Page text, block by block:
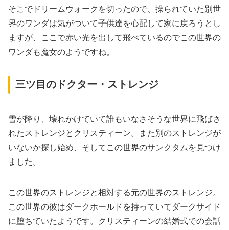
そこでドリームウォークを切ったので、操られていた別世
界のワンダは気がついて子供達を心配して家に戻ろうとし
ますが、ここで赤い光を出して飛べているのでこの世界の
ワンダも魔女のようですね。
三ツ目のドクター・ストレンジ
雪が降り、壊れかけていて誰もいなさそうな世界に飛ばさ
れたストレンジとクリスティーン。また別のストレンジが
いないか探し始め、そしてこの世界のサンクタムを見つけ
ました。
この世界のストレンジと相対する元の世界のストレンジ。
この世界の彼はダークホールドを持っていてダークサイド
に堕ちていたようです。クリスティーンの結婚式での会話